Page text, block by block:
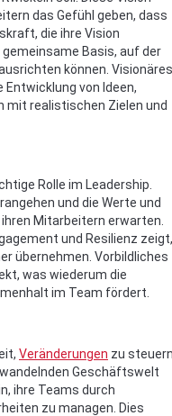
das Gefühl geben, dass
die ihre Vision
Basis, auf der
können. Visionäres
von Ideen,
mit realistischen Zielen und
Rolle im Leadership.
und die Werte und
Mitarbeitern erwarten.
und Resilienz zeigt,
übernehmen. Vorbildliches
was wiederum die
im Team fördert.
Veränderungen zu
Geschäftswelt
ihre Teams durch
zu managen. Dies